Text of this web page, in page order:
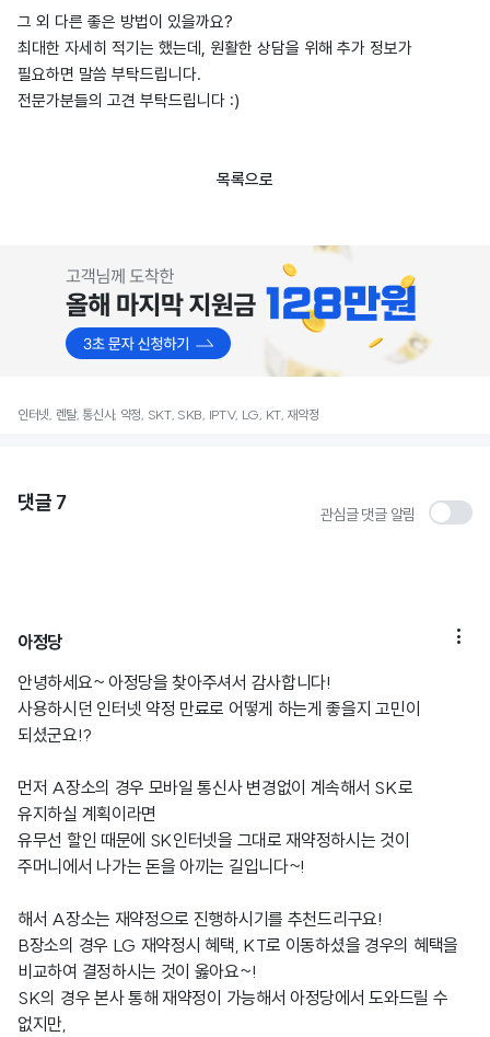
그 외 다른 좋은 방법이 있을까요?
최대한 자세히 적기는 했는데, 원활한 상담을 위해 추가 정보가
필요하면 말씀 부탁드립니다.
전문가분들의 고견 부탁드립니다 :)
목록으로
인터넷, 렌탈, 통신사, 약정, SKT, SKB, IPTV, LG, KT, 재약정
댓글 7 관심글 댓글 알림
아정당 
안녕하세요~ 아정당을 찾아주셔서 감사합니다!
사용하시던 인터넷 약정 만료로 어떻게 하는게 좋을지 고민이
되셨군요!?
먼저 A장소의 경우 모바일 통신사 변경없이 계속해서 SK로
유지하실 계획이라면
유무선 할인 때문에 SK인터넷을 그대로 재약정하시는 것이
주머니에서 나가는 돈을 아끼는 길입니다~!
해서 A장소는 재약정으로 진행하시기를 추천드리구요!
B장소의 경우 LG 재약정시 혜택, KT로 이동하셨을 경우의 혜택을
비교하여 결정하시는 것이 옳아요~!
SK의 경우 본사 통해 재약정이 가능해서 아정당에서 도와드릴 수
없지만,